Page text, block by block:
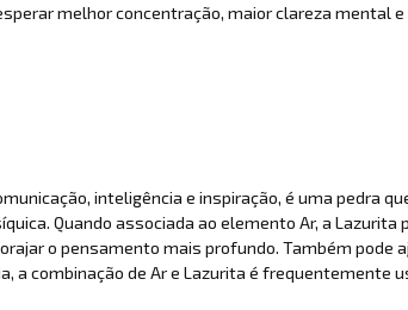
melhor concentração, maior clareza mental e
inteligência e inspiração, é uma pedra
Quando associada ao elemento Ar, a Lazurita
o pensamento mais profundo. Também pode
combinação de Ar e Lazurita é frequentemente